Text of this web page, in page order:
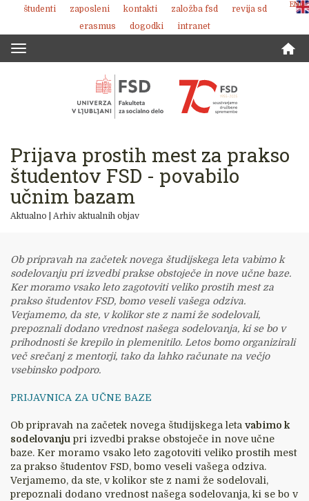
Skoči
vsebino
ENG
študenti zaposleni kontakti založba fsd
revija sd
erasmus
dogodki intranet
Prijava prostih mest za prakso
študentov FSD - povabilo
učnim bazam
Aktualno Arhiv aktualnih objav
Ob pripravah na začetek novega študijskega leta vabimo k
sodelovanju pri izvedbi prakse obstoječe in nove učne baze.
Ker moramo vsako leto zagotoviti veliko prostih mest za
prakso študentov FSD, bomo veseli vašega odziva.
Verjamemo, da ste, v kolikor ste z nami že sodelovali,
prepoznali dodano vrednost našega sodelovanja, ki se bo v
prihodnosti še krepilo in plemenitilo. Letos bomo organizirali
več srečanj z mentorji, tako da lahko računate na večjo
vsebinsko podporo.
PRIJAVNICA ZA UČNE BAZE
Ob pripravah na začetek novega študijskega leta vabimo k
sodelovanju pri izvedbi prakse obstoječe in nove učne
baze. Ker moramo vsako leto zagotoviti veliko prostih mest
za prakso študentov FSD, bomo veseli vašega odziva.
Verjamemo, da ste, v kolikor ste z nami že sodelovali,
prepoznali dodano vrednost našega sodelovanja, ki se bo v